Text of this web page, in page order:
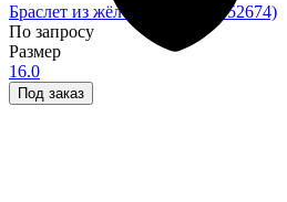
Браслет из жёлтого золота (052674)
По запросу
Размер
16.0
Под заказ